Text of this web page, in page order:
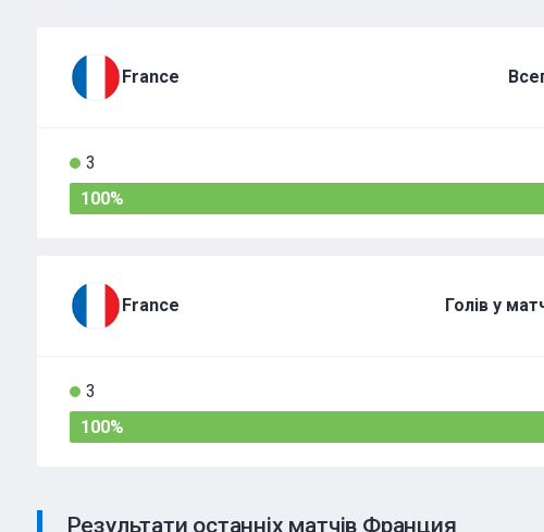
France
3
100%
France Голів у
3
100%
Результати останніх матчів Франция